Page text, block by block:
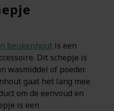
beukenhout is een
Dit schepje is
wasmiddel of poeder.
gaat het lang mee.
om de eenvoud en
is een